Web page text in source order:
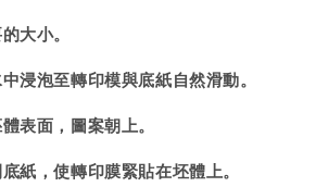
大小。
浸泡至轉印模與底紙自然滑動。
表面，圖案朝上。
紙，使轉印膜緊貼在坯體上。